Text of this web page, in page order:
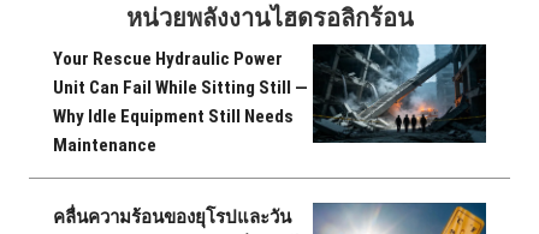
หน่วยพลังงานไฮดรอลิกร้อน
Your Rescue Hydraulic Power
Unit Can Fail While Sitting Still —
Why Idle Equipment Still Needs
Maintenance
คลื่นความร้อนของยุโรปและวัน